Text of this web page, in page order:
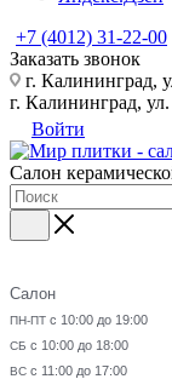
+7 (4012) 31-22-00
Заказать звонок
г. Калининград,
г. Калининград,
Войти
Салон
Салон
ПН-ПТ с 10:00 до 19:00
СБ с 10:00 до 18:00
ВС с 11:00 до 17:00